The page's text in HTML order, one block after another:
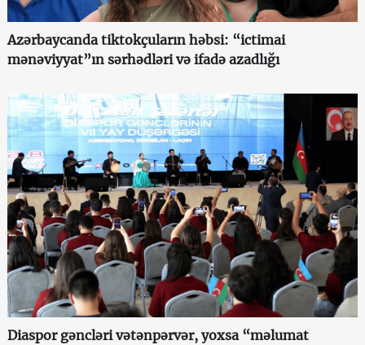
Azərbaycanda tiktokçuların həbsi: “ictimai
mənəviyyat”ın sərhədləri və ifadə azadlığı
Diaspor gəncləri vətənpərvər, yoxsa “məlumat